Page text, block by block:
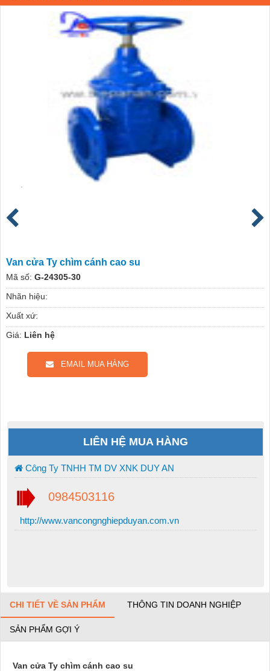
Van cửa Ty chìm cánh cao su
Mã số: G-24305-30
Nhãn hiệu:
Xuất xứ:
Giá: Liên hệ
EMAIL MUA HÀNG
LIÊN HỆ MUA HÀNG
Công Ty TNHH TM DV XNK DUY AN
0984503116
http://www.vancongnghiepduyan.com.vn
CHI TIẾT VỀ SẢN PHẨM THÔNG TIN DOANH NGHIỆP
SẢN PHẨM GỢI Ý
Van cửa Ty chìm cánh cao su